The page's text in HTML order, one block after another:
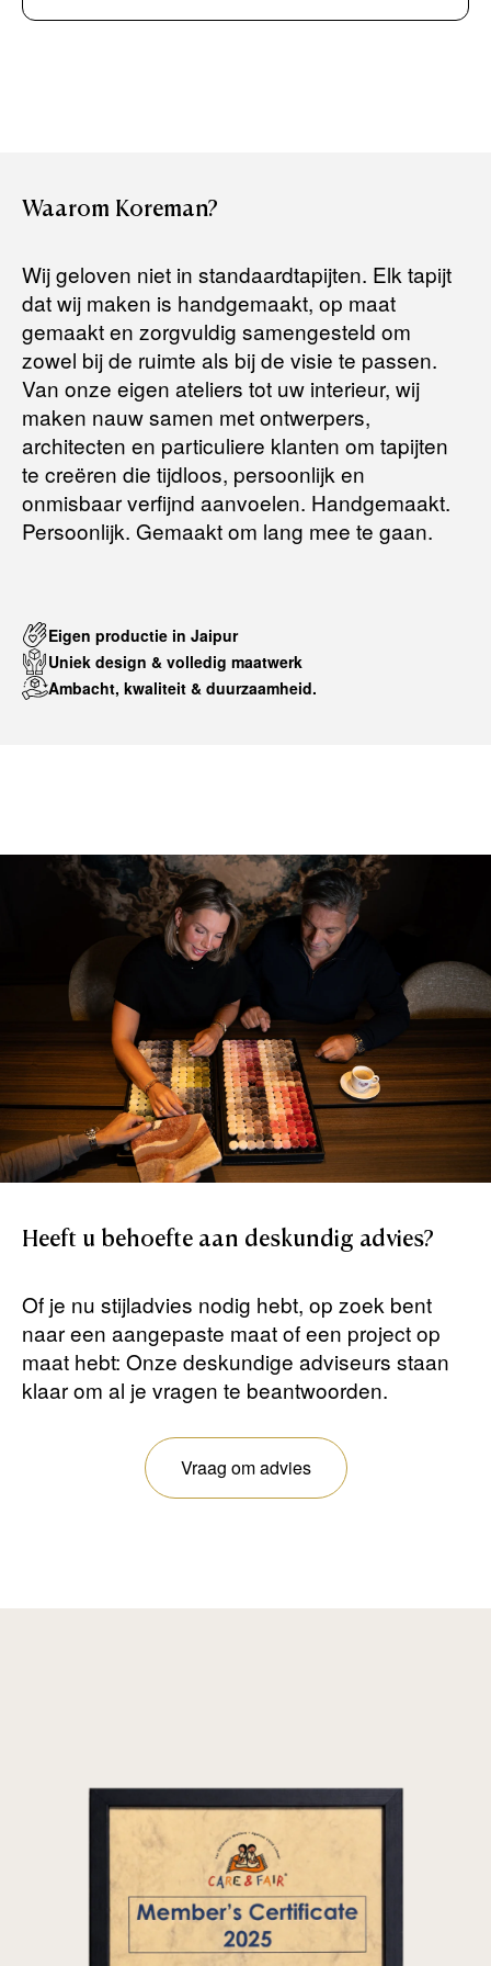
aankoopbedrag zo snel mogelijk terug, maar uiterlijkbinnen 14
dagen na herroeping .
Voor meer informatie kunt u terecht op:
Terugbetalingsbeleid
Waarom Koreman?
Wij geloven niet in standaardtapijten. Elk tapijt
dat wij maken is handgemaakt, op maat
gemaakt en zorgvuldig samengesteld om
zowel bij de ruimte als bij de visie te passen.
Van onze eigen ateliers tot uw interieur, wij
maken nauw samen met ontwerpers,
architecten en particuliere klanten om tapijten
te creëren die tijdloos, persoonlijk en
onmisbaar verfijnd aanvoelen. Handgemaakt.
Persoonlijk. Gemaakt om lang mee te gaan.
Eigen productie in Jaipur
Uniek design & volledig maatwerk
Ambacht, kwaliteit & duurzaamheid.
Heeft u behoefte aan deskundig advies?
Of je nu stijladvies nodig hebt, op zoek bent
naar een aangepaste maat of een project op
maat hebt: Onze deskundige adviseurs staan ​​
klaar om al je vragen te beantwoorden.
Vraag om advies